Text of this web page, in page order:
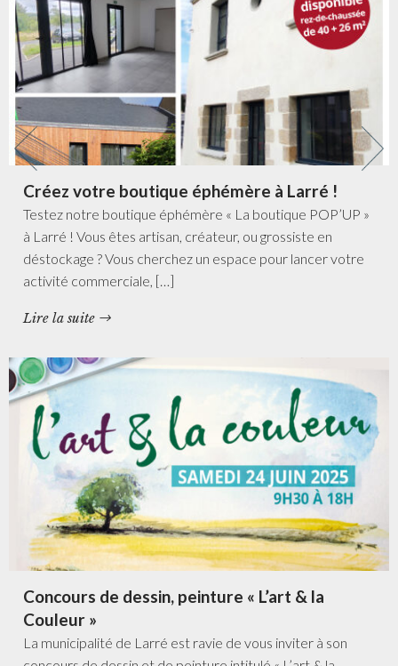
Créez votre boutique éphémère à Larré !
Testez notre boutique éphémère « La boutique POP’UP »
à Larré ! Vous êtes artisan, créateur, ou grossiste en
déstockage ? Vous cherchez un espace pour lancer votre
activité commerciale, […]
Lire la suite
Concours de dessin, peinture « L’art & la
Couleur »
La municipalité de Larré est ravie de vous inviter à son